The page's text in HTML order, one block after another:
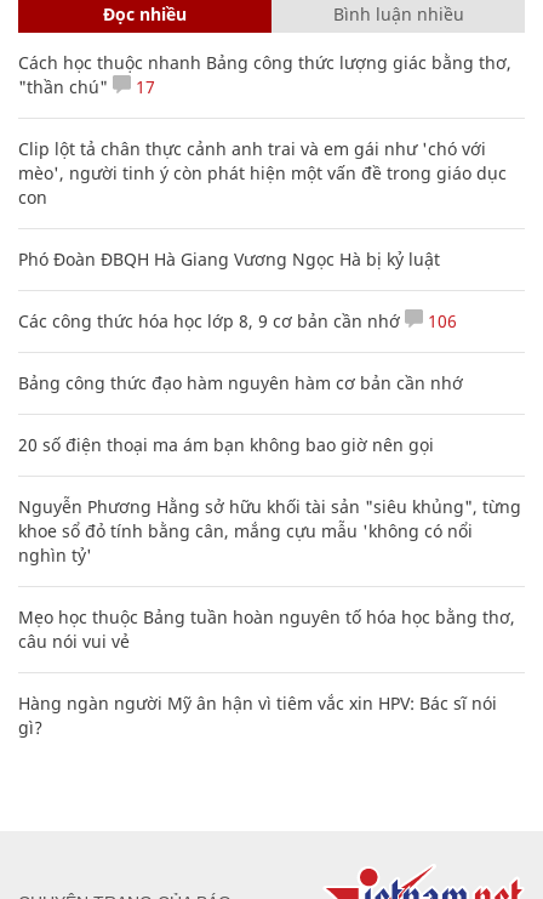
Đọc nhiều Bình luận nhiều
Cách học thuộc nhanh Bảng công thức lượng giác bằng thơ,
"thần chú"
17
Clip lột tả chân thực cảnh anh trai và em gái như 'chó với
mèo', người tinh ý còn phát hiện một vấn đề trong giáo dục
con
Phó Đoàn ĐBQH Hà Giang Vương Ngọc Hà bị kỷ luật
Các công thức hóa học lớp 8, 9 cơ bản cần nhớ 106
Bảng công thức đạo hàm nguyên hàm cơ bản cần nhớ
20 số điện thoại ma ám bạn không bao giờ nên gọi
Nguyễn Phương Hằng sở hữu khối tài sản "siêu khủng", từng
khoe sổ đỏ tính bằng cân, mắng cựu mẫu 'không có nổi
nghìn tỷ'
Mẹo học thuộc Bảng tuần hoàn nguyên tố hóa học bằng thơ,
câu nói vui vẻ
Hàng ngàn người Mỹ ân hận vì tiêm vắc xin HPV: Bác sĩ nói
gì?